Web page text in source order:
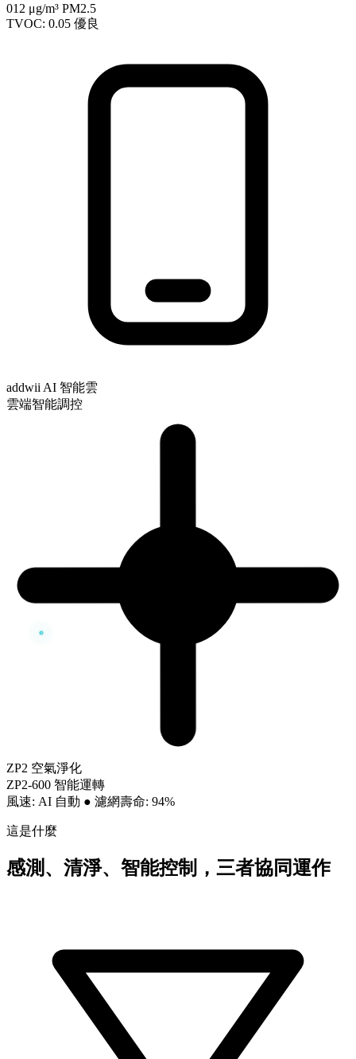
012 μg/m³ PM2.5
TVOC: 0.05 優良
addwii AI 智能雲
雲端智能調控
ZP2 空氣淨化
ZP2-600 智能運轉
風速: AI 自動 ● 濾網壽命: 94%
這是什麼
感測、清淨、智能控制，三者協同運作